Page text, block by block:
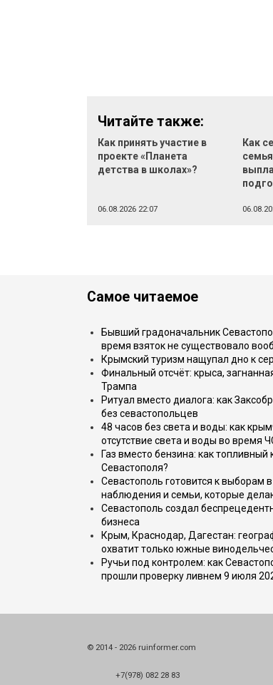
Читайте также:
Как принять участие в
проекте «Планета
детства в школах»?
06.08.2026 22:07
Как
Самое читаемое
Бывший градоначальник
время взяток не существовало
Крымский туризм нащупал дно к
Финальный отсчёт: крыса,
Трампа
Ритуал вместо диалога: как
без севастопольцев
48 часов без света и воды: как
отсутствие света и воды во время
Газ вместо бензина: как
Севастополя?
Севастополь готовится к выборам
наблюдения и семьи, которые
Севастополь создал
бизнеса
Крым, Краснодар, Дагестан:
охватит только южные
Ручьи под контролем: как
прошли проверку ливнем 9 июля
© 2014 - 2026 ruinformer.com
+7(978) 082 28 83